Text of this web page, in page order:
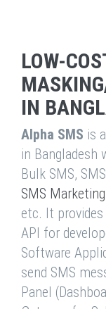
LOW-
IN
Alpha SMS is
in Bangladesh
Bulk SMS,
SMS Marketing
etc. It
API for
Software
send SMS
Panel